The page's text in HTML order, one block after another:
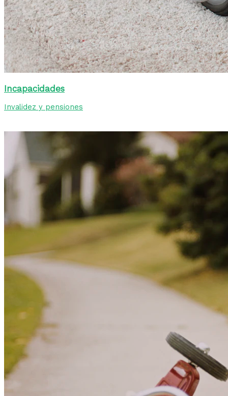
Incapacidades
Invalidez y pensiones